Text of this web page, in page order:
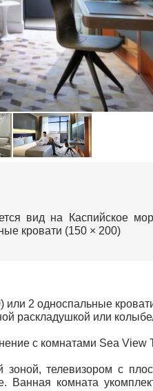
вид на Каспийское
кровати (150 × 200)
или 2 односпальные
раскладушкой или
с комнатaми Sea View
зоной, телевизором с
Ванная комната